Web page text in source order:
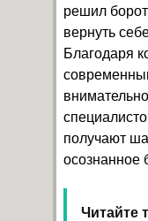
решил
вернуть
Благодаря
получают
осознанное
Читайте